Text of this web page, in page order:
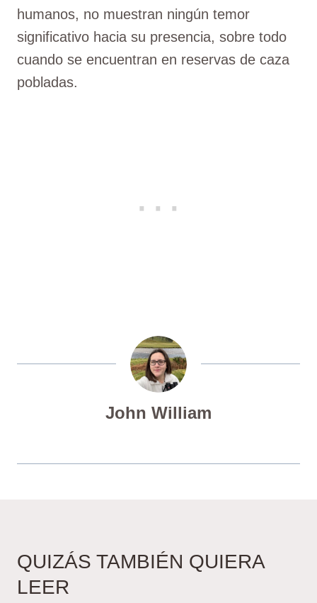
humanos, no muestran ningún temor
significativo hacia su presencia, sobre todo
cuando se encuentran en reservas de caza
pobladas.
John William
QUIZÁS TAMBIÉN QUIERA
LEER